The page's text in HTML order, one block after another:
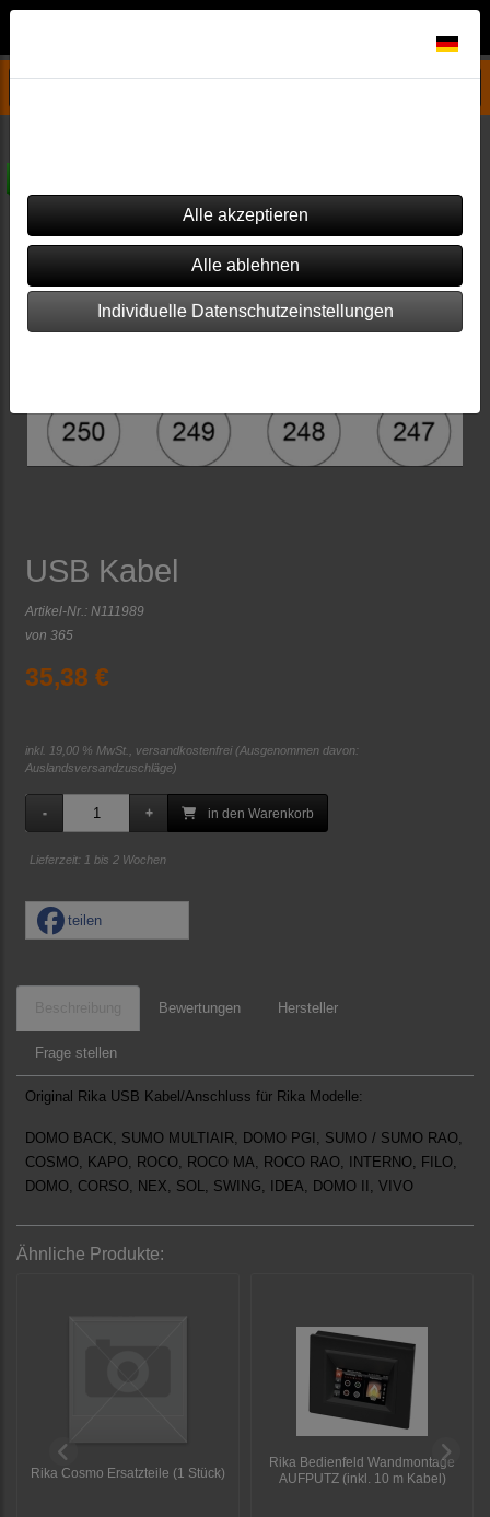
Rika Ersatzteile
USB Kabel
Artikel-Nr.: N111989
von 365
35,38 €
inkl. 19,00 % MwSt., versandkostenfrei(Ausgenommen davon:
Auslandsversandzuschläge)
in den Warenkorb
Lieferzeit: 1 bis 2 Wochen
teilen
Bewertungen Hersteller
Frage stellen
Original Rika USB Kabel/Anschluss für Rika Modelle:
DOMO BACK, SUMO MULTIAIR, DOMO PGI, SUMO / SUMO RAO,
COSMO, KAPO, ROCO, ROCO MA, ROCO RAO, INTERNO, FILO,
DOMO, CORSO, NEX, SOL, SWING, IDEA, DOMO II, VIVO
Ähnliche Produkte:
Rika Cosmo Ersatzteile (1 Stück)
Rika Bedienfeld Wandmontage
AUFPUTZ (inkl. 10 m Kabel)
Individuelle Datenschutzeinstellungen